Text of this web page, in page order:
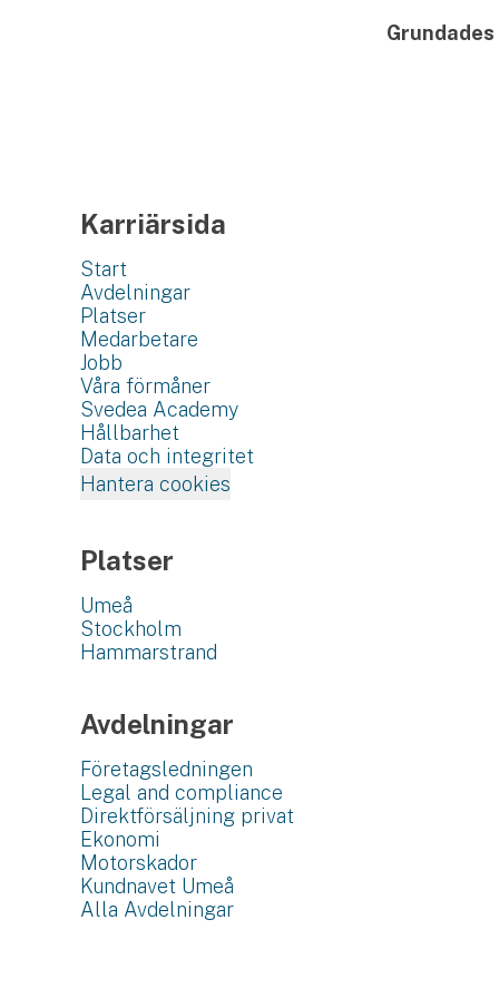
Grundades
Karriärsida
Start
Avdelningar
Platser
Medarbetare
Jobb
Våra förmåner
Svedea Academy
Hållbarhet
Data och integritet
Hantera cookies
Platser
Umeå
Stockholm
Hammarstrand
Avdelningar
Företagsledningen
Legal and compliance
Direktförsäljning privat
Ekonomi
Motorskador
Kundnavet Umeå
Alla Avdelningar